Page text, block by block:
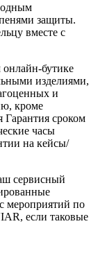
защиты.
вместе с
бутике
изделиями,
и
кроме
Гарантия сроком
часы
на кейсы/
сервисный
мероприятий по
если таковые